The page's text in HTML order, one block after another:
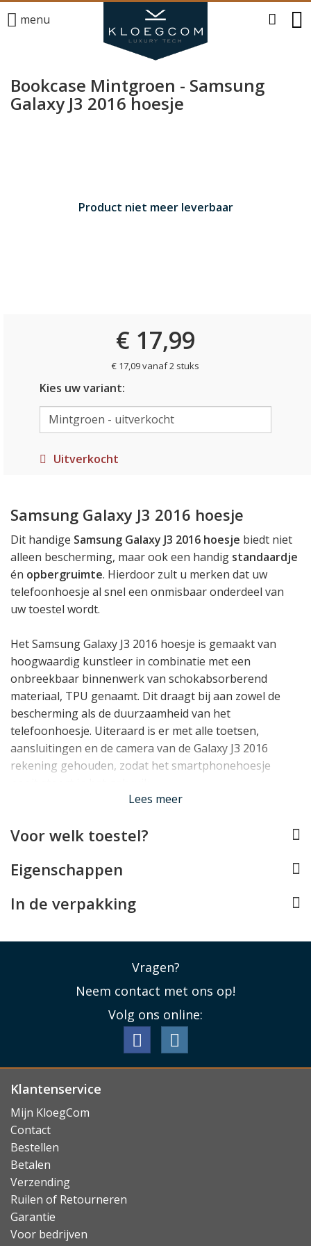
menu
Bookcase Mintgroen - Samsung
Galaxy J3 2016 hoesje
Product niet meer leverbaar
€ 17,99
€ 17,09 vanaf 2 stuks
Kies uw variant:
Uitverkocht
Samsung Galaxy J3 2016 hoesje
Dit handige Samsung Galaxy J3 2016 hoesje biedt niet
alleen bescherming, maar ook een handig standaardje
én opbergruimte. Hierdoor zult u merken dat uw
telefoonhoesje al snel een onmisbaar onderdeel van
uw toestel wordt.
Het Samsung Galaxy J3 2016 hoesje is gemaakt van
hoogwaardig kunstleer in combinatie met een
onbreekbaar binnenwerk van schokabsorberend
materiaal, TPU genaamt. Dit draagt bij aan zowel de
bescherming als de duurzaamheid van het
telefoonhoesje. Uiteraard is er met alle toetsen,
aansluitingen en de camera van de Galaxy J3 2016
rekening gehouden, zodat het smartphonehoesje
Lees minder
Lees meer
Voor welk toestel?
Eigenschappen
In de verpakking
Vragen?
Neem contact met ons op!
Volg ons online:
Klantenservice
Mijn KloegCom
Contact
Bestellen
Betalen
Verzending
Ruilen of Retourneren
Garantie
Voor bedrijven